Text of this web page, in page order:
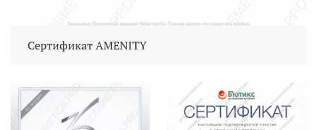
Сертификат AMENITY